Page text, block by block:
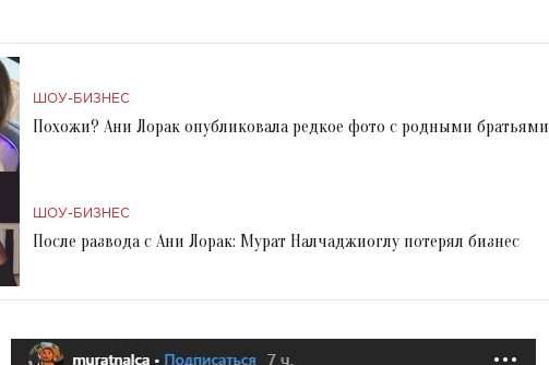
ШОУ-БИЗНЕС
Похожи? Ани Лорак опубликовала редкое фото с родными братьями
ШОУ-БИЗНЕС
После развода с Ани Лорак: Мурат Налчаджиоглу потерял бизнес